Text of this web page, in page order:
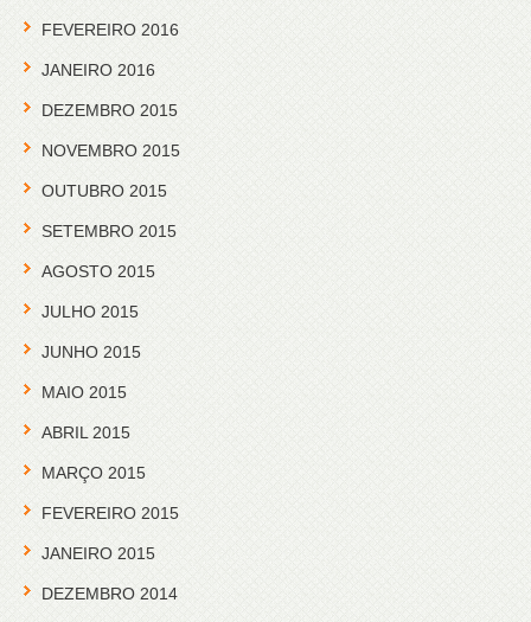
FEVEREIRO 2016
JANEIRO 2016
DEZEMBRO 2015
NOVEMBRO 2015
OUTUBRO 2015
SETEMBRO 2015
AGOSTO 2015
JULHO 2015
JUNHO 2015
MAIO 2015
ABRIL 2015
MARÇO 2015
FEVEREIRO 2015
JANEIRO 2015
DEZEMBRO 2014